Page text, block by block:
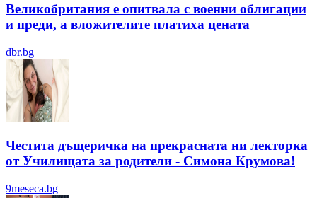
Великобритания е опитвала с военни облигации
и преди, а вложителите платиха цената
dbr.bg
Честита дъщеричка на прекрасната ни лекторка
от Училищата за родители - Симона Крумова!
9meseca.bg